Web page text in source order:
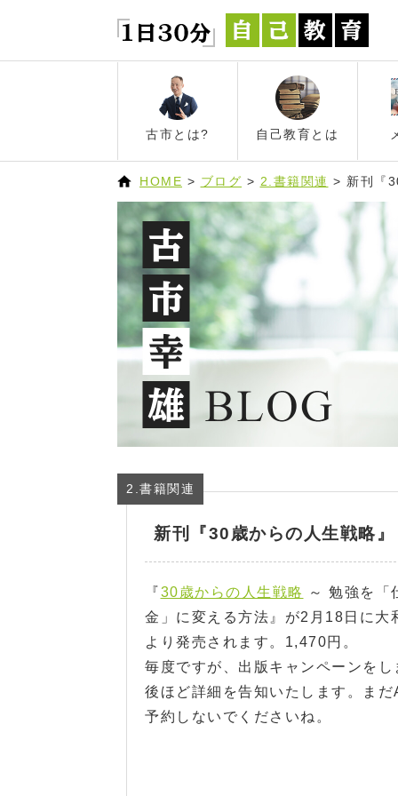
古市とは? 自己教育とは
HOME > ブログ > 2.書籍関連 > 新刊『
2.書籍関連
新刊『30歳からの人生戦略』
『30歳からの人生戦略
～ 勉強を「
金」に変える方法』が2月18日に大
より発売されます。1,470円。
毎度ですが、出版キャンペーンをし
後ほど詳細を告知いたします。ま
予約しないでくださいね。